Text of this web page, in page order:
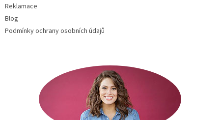
Reklamace
Blog
Podmínky ochrany osobních údajů